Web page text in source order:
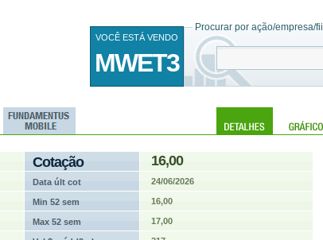
Procurar por ação/empresa/fii
VOCÊ ESTÁ VENDO
MWET3
Cotação 16,00
Data últ cot 24/06/2026
Min 52 sem 16,00
Max 52 sem 17,00